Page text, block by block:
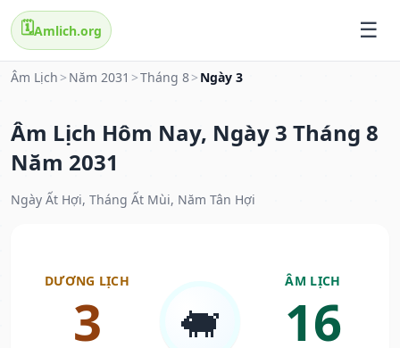
🗓️Amlich.org
Âm Lịch > Năm 2031 >Tháng 8> Ngày 3
Âm Lịch Hôm Nay, Ngày 3 Tháng 8
Năm 2031
Ngày Ất Hợi, Tháng Ất Mùi, Năm Tân Hợi
DƯƠNG LỊCH
3 🐖
ÂM LỊCH
16